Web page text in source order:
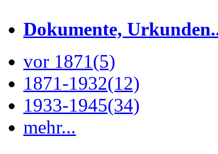
Dokumente,
vor 1871(5)
1871-1932(12)
1933-1945(34)
mehr...